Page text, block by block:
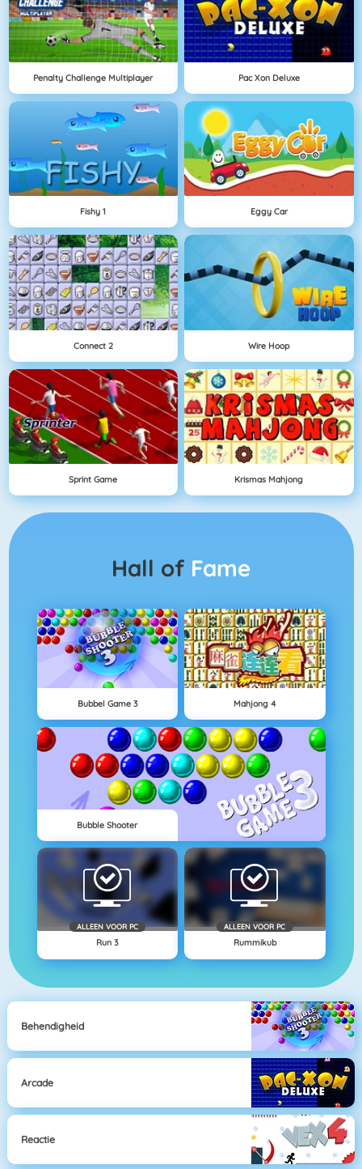
Penalty Challenge Multiplayer Pac Xon Deluxe
Fishy 1 Eggy Car
Connect 2 Wire Hoop
Sprint Game Krismas Mahjong
Hall of Fame
Bubbel Game 3 Mahjong 4
Bubble Shooter
ALLEEN VOOR PC
Run 3
ALLEEN VOOR PC
Rummikub
Behendigheid
Arcade
Reactie